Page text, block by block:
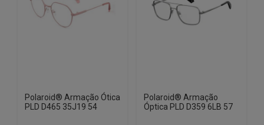
Polaroid® Armação Ótica
PLD D465 35J19 54
Polaroid® Armação
Óptica PLD D359 6LB 57